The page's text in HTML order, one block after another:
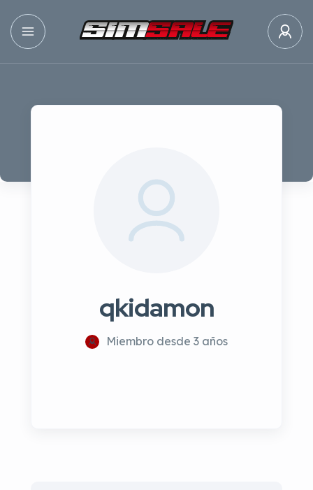
qkidamon
Miembro desde 3 años